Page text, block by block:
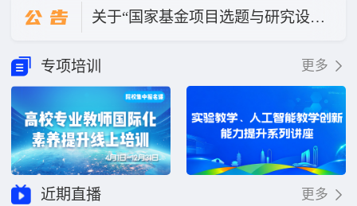
公 告
关于“国家基金项目选题与研究设计”改期举办的公告
专项培训
更多
近期直播 更多